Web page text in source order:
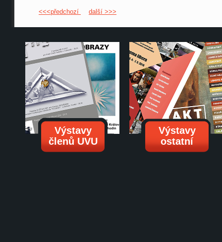
<<<předchozí další >>>
Výstavy
členů UVU
Výstavy
ostatní